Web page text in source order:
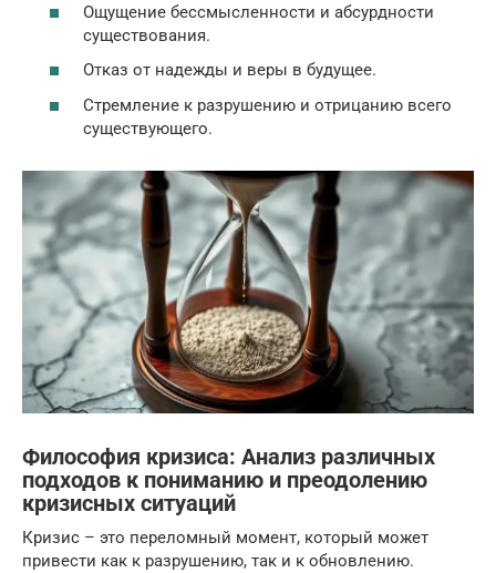
Ощущение бессмысленности и абсурдности
существования.
Отказ от надежды и веры в будущее.
Стремление к разрушению и отрицанию всего
существующего.
Философия кризиса: Анализ различных
подходов к пониманию и преодолению
кризисных ситуаций
Кризис – это переломный момент, который может
привести как к разрушению, так и к обновлению.